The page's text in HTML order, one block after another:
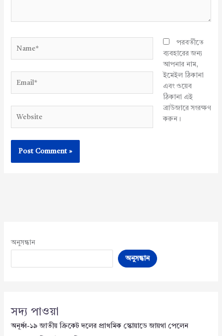
পরবর্তীতে
ব্যবহারের জন্য
আপনার নাম,
ইমেইল ঠিকানা
এবং ওয়েব
ঠিকানা এই
ব্রাউজারে সংরক্ষণ
করুন।
অনুসন্ধান
অনুসন্ধান
সদ্য পাওয়া
অনূর্ধ্ব-১৯ জাতীয় ক্রিকেট দলের প্রাথমিক স্কোয়াডে জায়গা পেলেন